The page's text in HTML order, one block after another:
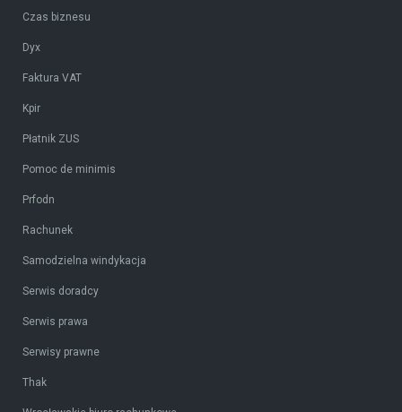
Czas biznesu
Dyx
Faktura VAT
Kpir
Płatnik ZUS
Pomoc de minimis
Prfodn
Rachunek
Samodzielna windykacja
Serwis doradcy
Serwis prawa
Serwisy prawne
Thak